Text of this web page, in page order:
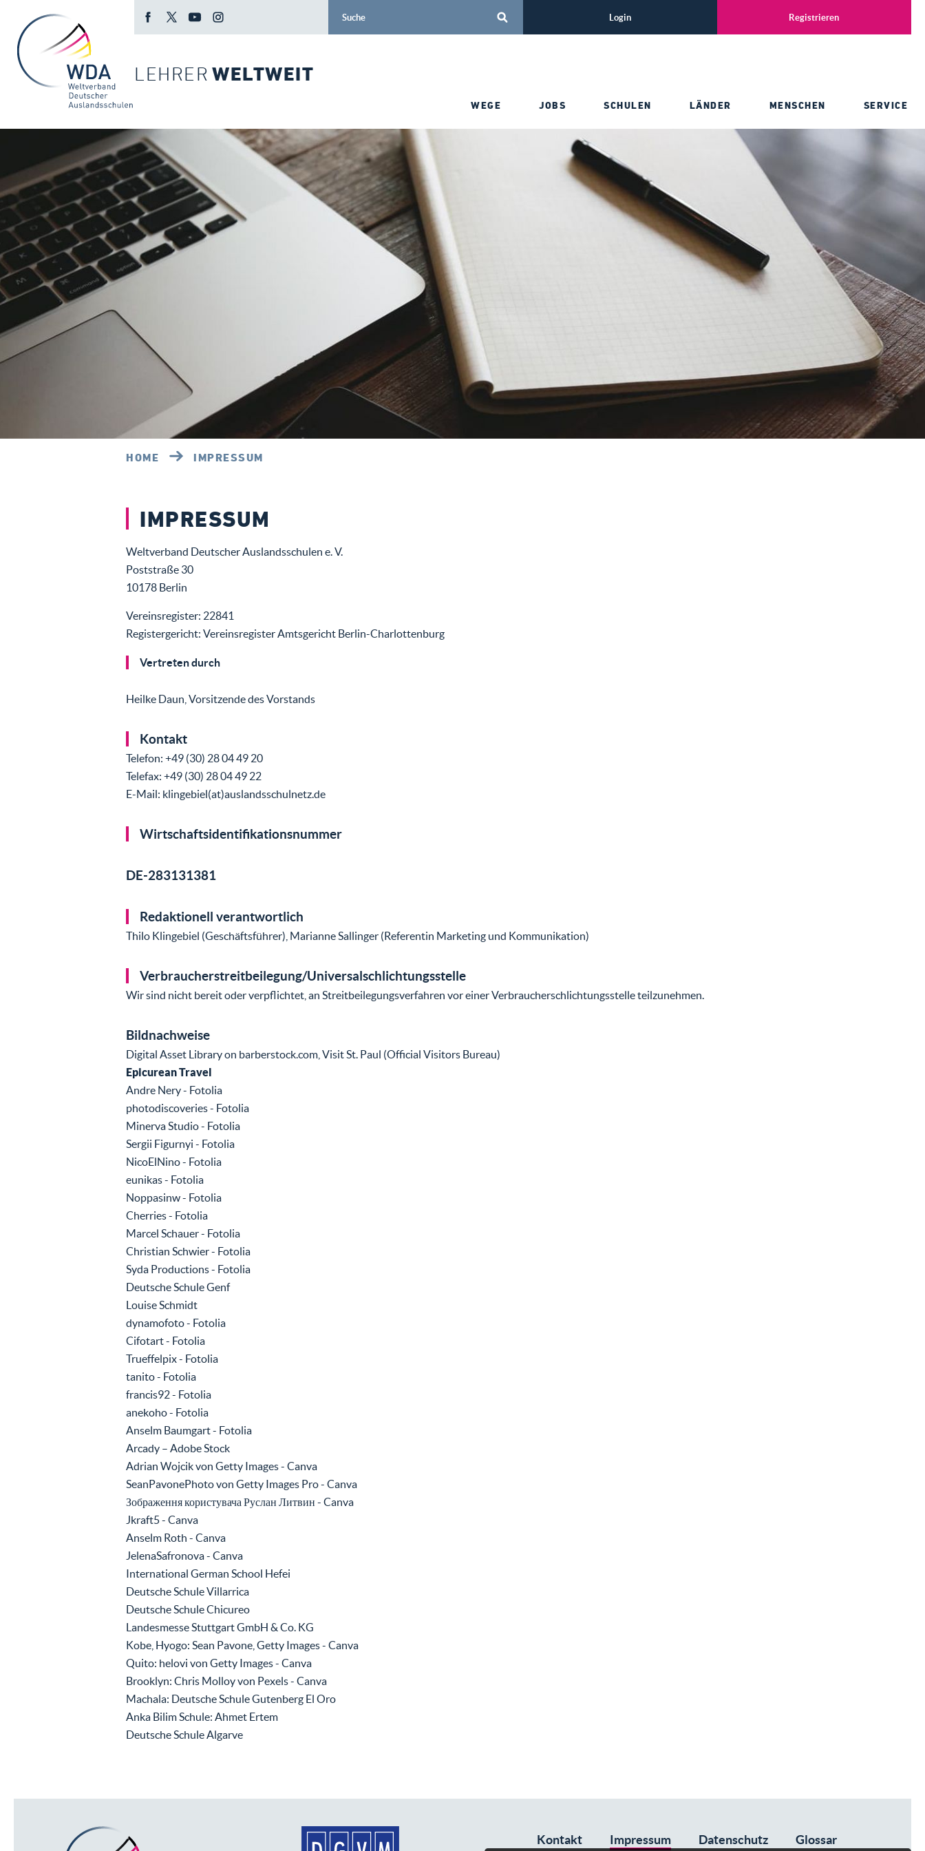
LEHRER WELTWEIT
Login Registrieren
WEGE JOBS SCHULEN LÄNDER MENSCHEN SERVICE
HOME IMPRESSUM
IMPRESSUM
Weltverband Deutscher Auslandsschulen e. V.
Poststraße 30
10178 Berlin
Vereinsregister: 22841
Registergericht: Vereinsregister Amtsgericht Berlin-Charlottenburg
Vertreten durch
Heilke Daun, Vorsitzende des Vorstands
Kontakt
Telefon: +49 (30) 28 04 49 20
Telefax: +49 (30) 28 04 49 22
E-Mail: klingebiel(at)auslandsschulnetz.de
Wirtschaftsidentifikationsnummer
DE-283131381
Redaktionell verantwortlich
Thilo Klingebiel (Geschäftsführer), Marianne Sallinger (Referentin Marketing und Kommunikation)
Verbraucherstreitbeilegung/Universalschlichtungsstelle
Wir sind nicht bereit oder verpflichtet, an Streitbeilegungsverfahren vor einer Verbraucherschlichtungsstelle teilzunehmen.
Bildnachweise
Digital Asset Library on barberstock.com, Visit St. Paul (Official Visitors Bureau)
Epicurean Travel
Andre Nery - Fotolia
photodiscoveries - Fotolia
Minerva Studio - Fotolia
Sergii Figurnyi - Fotolia
NicoElNino - Fotolia
eunikas - Fotolia
Noppasinw - Fotolia
Cherries - Fotolia
Marcel Schauer - Fotolia
Christian Schwier - Fotolia
Syda Productions - Fotolia
Deutsche Schule Genf
Louise Schmidt
dynamofoto - Fotolia
Cifotart - Fotolia
Trueffelpix - Fotolia
tanito - Fotolia
francis92 - Fotolia
anekoho - Fotolia
Anselm Baumgart - Fotolia
Arcady – Adobe Stock
Adrian Wojcik von Getty Images - Canva
SeanPavonePhoto von Getty Images Pro - Canva
Зображення користувача Руслан Литвин - Canva
Jkraft5 - Canva
Anselm Roth - Canva
JelenaSafronova - Canva
International German School Hefei
Deutsche Schule Villarrica
Deutsche Schule Chicureo
Landesmesse Stuttgart GmbH & Co. KG
Kobe, Hyogo: Sean Pavone, Getty Images - Canva
Quito: helovi von Getty Images - Canva
Brooklyn: Chris Molloy von Pexels - Canva
Machala: Deutsche Schule Gutenberg El Oro
Anka Bilim Schule: Ahmet Ertem
Deutsche Schule Algarve
Kontakt Impressum Datenschutz Glossar